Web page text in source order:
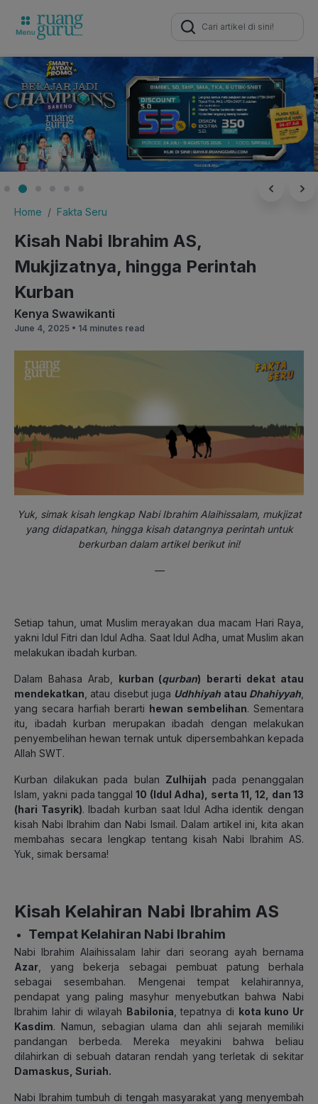
Search
for:
Home Fakta Seru
Kisah Nabi Ibrahim AS,
Mukjizatnya, hingga Perintah
Kurban
Kenya Swawikanti
June 4, 2025 • 14 minutes read
Yuk, simak kisah lengkap Nabi Ibrahim Alaihissalam, mukjizat
yang didapatkan, hingga kisah datangnya perintah untuk
berkurban dalam artikel berikut ini!
—
Setiap tahun, umat Muslim merayakan dua macam Hari Raya,
yakni Idul Fitri dan Idul Adha. Saat Idul Adha, umat Muslim akan
melakukan ibadah kurban.
Dalam Bahasa Arab, kurban (qurban) berarti dekat atau
mendekatkan , atau disebut juga Udhhiyah atau Dhahiyyah
yang secara harfiah berarti hewan sembelihan. Sementara
itu, ibadah kurban merupakan ibadah dengan melakukan
penyembelihan hewan ternak untuk dipersembahkan kepada
Allah SWT.
Kurban dilakukan pada bulan Zulhijah pada penanggalan
Islam, yakni pada tanggal10 (Idul Adha), serta 11, 12, dan 13
(hari Tasyrik). Ibadah kurban saat Idul Adha identik dengan
kisah Nabi Ibrahim dan Nabi Ismail. Dalam artikel ini, kita akan
membahas secara lengkap tentang kisah Nabi Ibrahim AS.
Yuk, simak bersama!
Kisah Kelahiran Nabi Ibrahim AS
Tempat Kelahiran Nabi Ibrahim
Nabi Ibrahim Alaihissalam lahir dari seorang ayah bernama
Azar , yang bekerja sebagai pembuat patung berhala
sebagai sesembahan. Mengenai tempat kelahirannya,
pendapat yang paling masyhur menyebutkan bahwa Nabi
Ibrahim lahir di wilayah Babilonia , tepatnya di kota kuno Ur
Kasdim. Namun, sebagian ulama dan ahli sejarah memiliki
pandangan berbeda. Mereka meyakini bahwa beliau
dilahirkan di sebuah dataran rendah yang terletak di sekitar
Damaskus, Suriah.
Nabi Ibrahim tumbuh di tengah masyarakat yang menyembah